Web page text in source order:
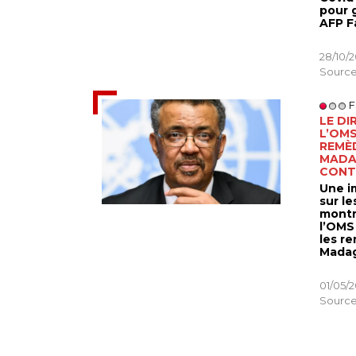
pour
AFP
28/10/
LE
Une
sur
les
01/05/